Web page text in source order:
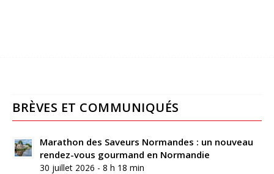
BRÈVES ET COMMUNIQUÉS
Marathon des Saveurs Normandes : un nouveau
rendez-vous gourmand en Normandie
30 juillet 2026 - 8 h 18 min